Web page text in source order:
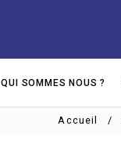
QUI SOMMES NOUS ?
Accueil